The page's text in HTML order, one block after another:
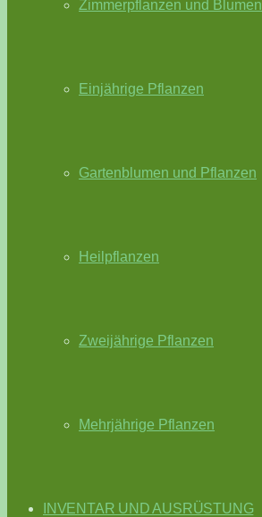
Zimmerpflanzen und Blumen
Einjährige Pflanzen
Gartenblumen und Pflanzen
Heilpflanzen
Zweijährige Pflanzen
Mehrjährige Pflanzen
INVENTAR UND AUSRÜSTUNG